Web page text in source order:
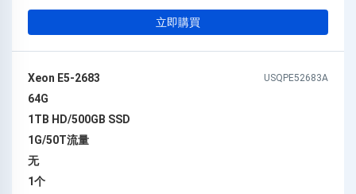
立即購買
Xeon E5-2683 USQPE52683A
64G
1TB HD/500GB SSD
1G/50T流量
无
1个